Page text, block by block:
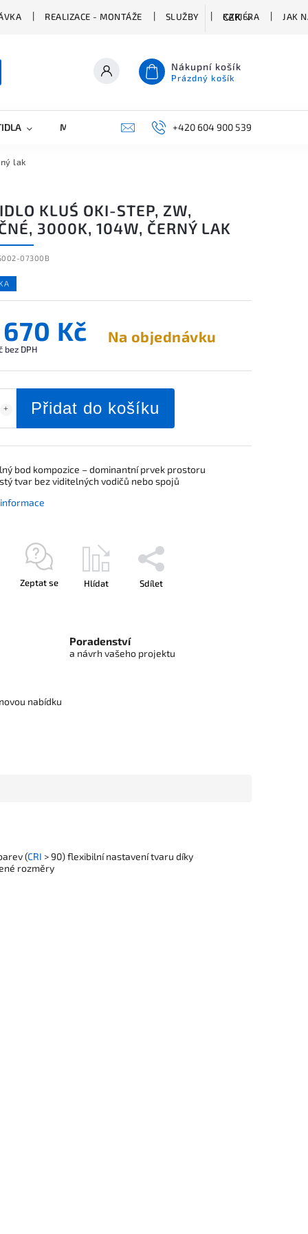
REALIZACE - MONTÁŽE SLUŽBY KARIÉRA JAK
CZK
Nákupní košík
Prázdný košík
MARKETING KONTAKTY+420 604 900 539
lak
KLUŚ OKI-STEP, ZW,
3000K, 104W, ČERNÝ LAK
07300B
Kč
bez DPH
Na objednávku
Přidat do košíku
bod kompozice – dominantní prvek prostoru
tvar bez viditelných vodičů nebo spojů
Zeptat se Hlídat Sdílet
Poradenství
a návrh vašeho projektu
nabídku
(CRI > 90) flexibilní nastavení tvaru díky
rozměry